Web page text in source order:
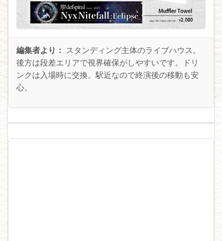
編集者より： スタンディング主体のライブハウス。
後方は段差エリアで視界確保がしやすいです。ドリ
ンクは入場時に交換。駅近なので終演後の移動も安
心。